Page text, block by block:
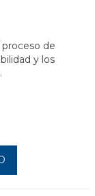
de
y los